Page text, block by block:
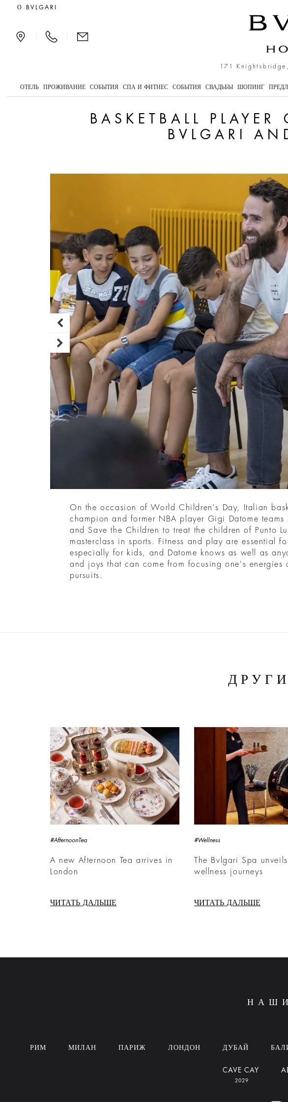
Basketball player Gigi Datome
О BVLGARI
171
ОТЕЛЬ ПРОЖИВАНИЕ СОБЫТИЯ СПА И ФИТНЕС СОБЫТИЯ СВАДЬБЫ ШОПИНГ
BASKETBALL
BVLGARI
On the occasion of World Children's Day, Italian
champion and former NBA player Gigi Datome teams
and Save the Children to treat the children of Punto
masterclass in sports. Fitness and play are essential
especially for kids, and Datome knows as well as
and joys that can come from focusing one's energies
pursuits.
#AfternoonTea
A new Afternoon Tea arrives in
London
ЧИТАТЬ ДАЛЬШЕ
#Wellness
The Bvlgari Spa
wellness journeys
ЧИТАТЬ ДАЛЬШЕ
РИМ МИЛАН ПАРИЖ ЛОНДОН ДУБАЙ
CAVE CAY
2029